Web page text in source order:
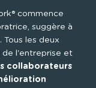
commence
suggère à
les deux
de l'entreprise et
collaborateurs